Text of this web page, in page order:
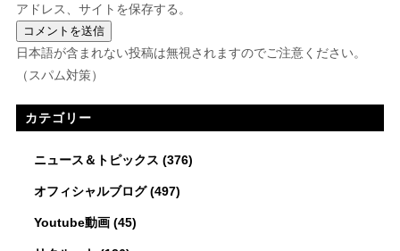
アドレス、サイトを保存する。
日本語が含まれない投稿は無視されますのでご注意ください。
（スパム対策）
カテゴリー
ニュース＆トピックス (376)
オフィシャルブログ(497)
Youtube動画(45)